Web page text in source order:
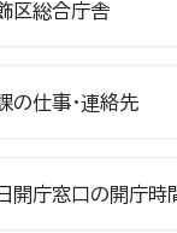
区総合庁舎
の仕事・連絡先
開庁窓口の開庁時